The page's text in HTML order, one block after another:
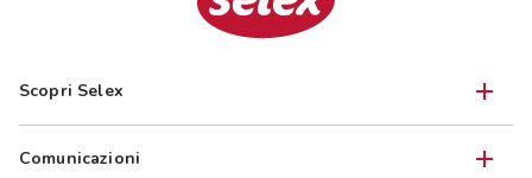
Scopri Selex
Comunicazioni